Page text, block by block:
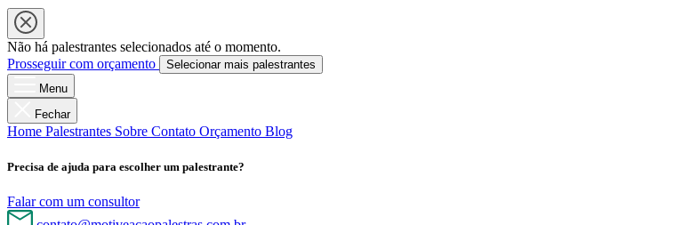
Não há palestrantes selecionados até o momento.
Prosseguir com orçamento
Selecionar mais palestrantes
Menu
Fechar
Home Palestrantes Sobre Contato Orçamento Blog
Precisa de ajuda para escolher um palestrante?
Falar com um consultor